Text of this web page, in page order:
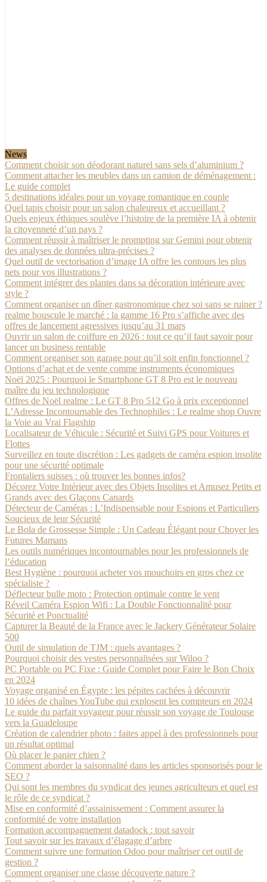
News
Comment choisir son déodorant naturel sans sels d’aluminium ?
Comment attacher les meubles dans un camion de déménagement :
Le guide complet
5 destinations idéales pour un voyage romantique en couple
Quel tapis choisir pour un salon chaleureux et accueillant ?
Quels enjeux éthiques soulève l’histoire de la première IA à obtenir
la citoyenneté d’un pays ?
Comment réussir à maîtriser le prompting sur Gemini pour obtenir
des analyses de données ultra-précises ?
Quel outil de vectorisation d’image IA offre les contours les plus
nets pour vos illustrations ?
Comment intégrer des plantes dans sa décoration intérieure avec
style ?
Comment organiser un dîner gastronomique chez soi sans se ruiner ?
realme bouscule le marché : la gamme 16 Pro s’affiche avec des
offres de lancement agressives jusqu’au 31 mars
Ouvrir un salon de coiffure en 2026 : tout ce qu’il faut savoir pour
lancer un business rentable
Comment organiser son garage pour qu’il soit enfin fonctionnel ?
Options d’achat et de vente comme instruments économiques
Noël 2025 : Pourquoi le Smartphone GT 8 Pro est le nouveau
maître du jeu technologique
Offres de Noël realme : Le GT 8 Pro 512 Go à prix exceptionnel
L’Adresse Incontournable des Technophiles : Le realme shop Ouvre
la Voie au Vrai Flagship
Localisateur de Véhicule : Sécurité et Suivi GPS pour Voitures et
Flottes
Surveillez en toute discrétion : Les gadgets de caméra espion insolite
pour une sécurité optimale
Frontaliers suisses : où trouver les bonnes infos?
Décorez Votre Intérieur avec des Objets Insolites et Amusez Petits et
Grands avec des Glaçons Canards
Détecteur de Caméras : L’Indispensable pour Espions et Particuliers
Soucieux de leur Sécurité
Le Bola de Grossesse Simple : Un Cadeau Élégant pour Choyer les
Futures Mamans
Les outils numériques incontournables pour les professionnels de
l’éducation
Best Hygiène : pourquoi acheter vos mouchoirs en gros chez ce
spécialiste ?
Déflecteur bulle moto : Protection optimale contre le vent
Réveil Caméra Espion Wifi : La Double Fonctionnalité pour
Sécurité et Ponctualité
Capturer la Beauté de la France avec le Jackery Générateur Solaire
500
Outil de simulation de TJM : quels avantages ?
Pourquoi choisir des vestes personnalisées sur Wiloo ?
PC Portable ou PC Fixe : Guide Complet pour Faire le Bon Choix
en 2024
Voyage organisé en Égypte : les pépites cachées à découvrir
10 idées de chaînes YouTube qui explosent les compteurs en 2024
Le guide du parfait voyageur pour réussir son voyage de Toulouse
vers la Guadeloupe
Création de calendrier photo : faites appel à des professionnels pour
un résultat optimal
Où placer le panier chien ?
Comment aborder la saisonnalité dans les articles sponsorisés pour le
SEO ?
Qui sont les membres du syndicat des jeunes agriculteurs et quel est
le rôle de ce syndicat ?
Mise en conformité d’assainissement : Comment assurer la
conformité de votre installation
Formation accompagnement datadock : tout savoir
Tout savoir sur les travaux d’élagage d’arbre
Comment suivre une formation Odoo pour maîtriser cet outil de
gestion ?
Comment organiser une classe découverte nature ?